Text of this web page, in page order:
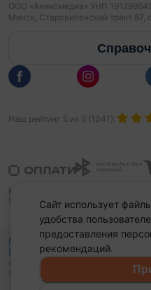
ООО «Аниксмедиа» УНП
Минск, Старовиленский тракт 87,
Наш рейтинг 5 из 5 1041 ):
Политика
Политика обработки файлов
© 2015 - 2026, Domovita.by.
только при наличии активной
Сайт использует
удобства
предоставления
рекомендаций.